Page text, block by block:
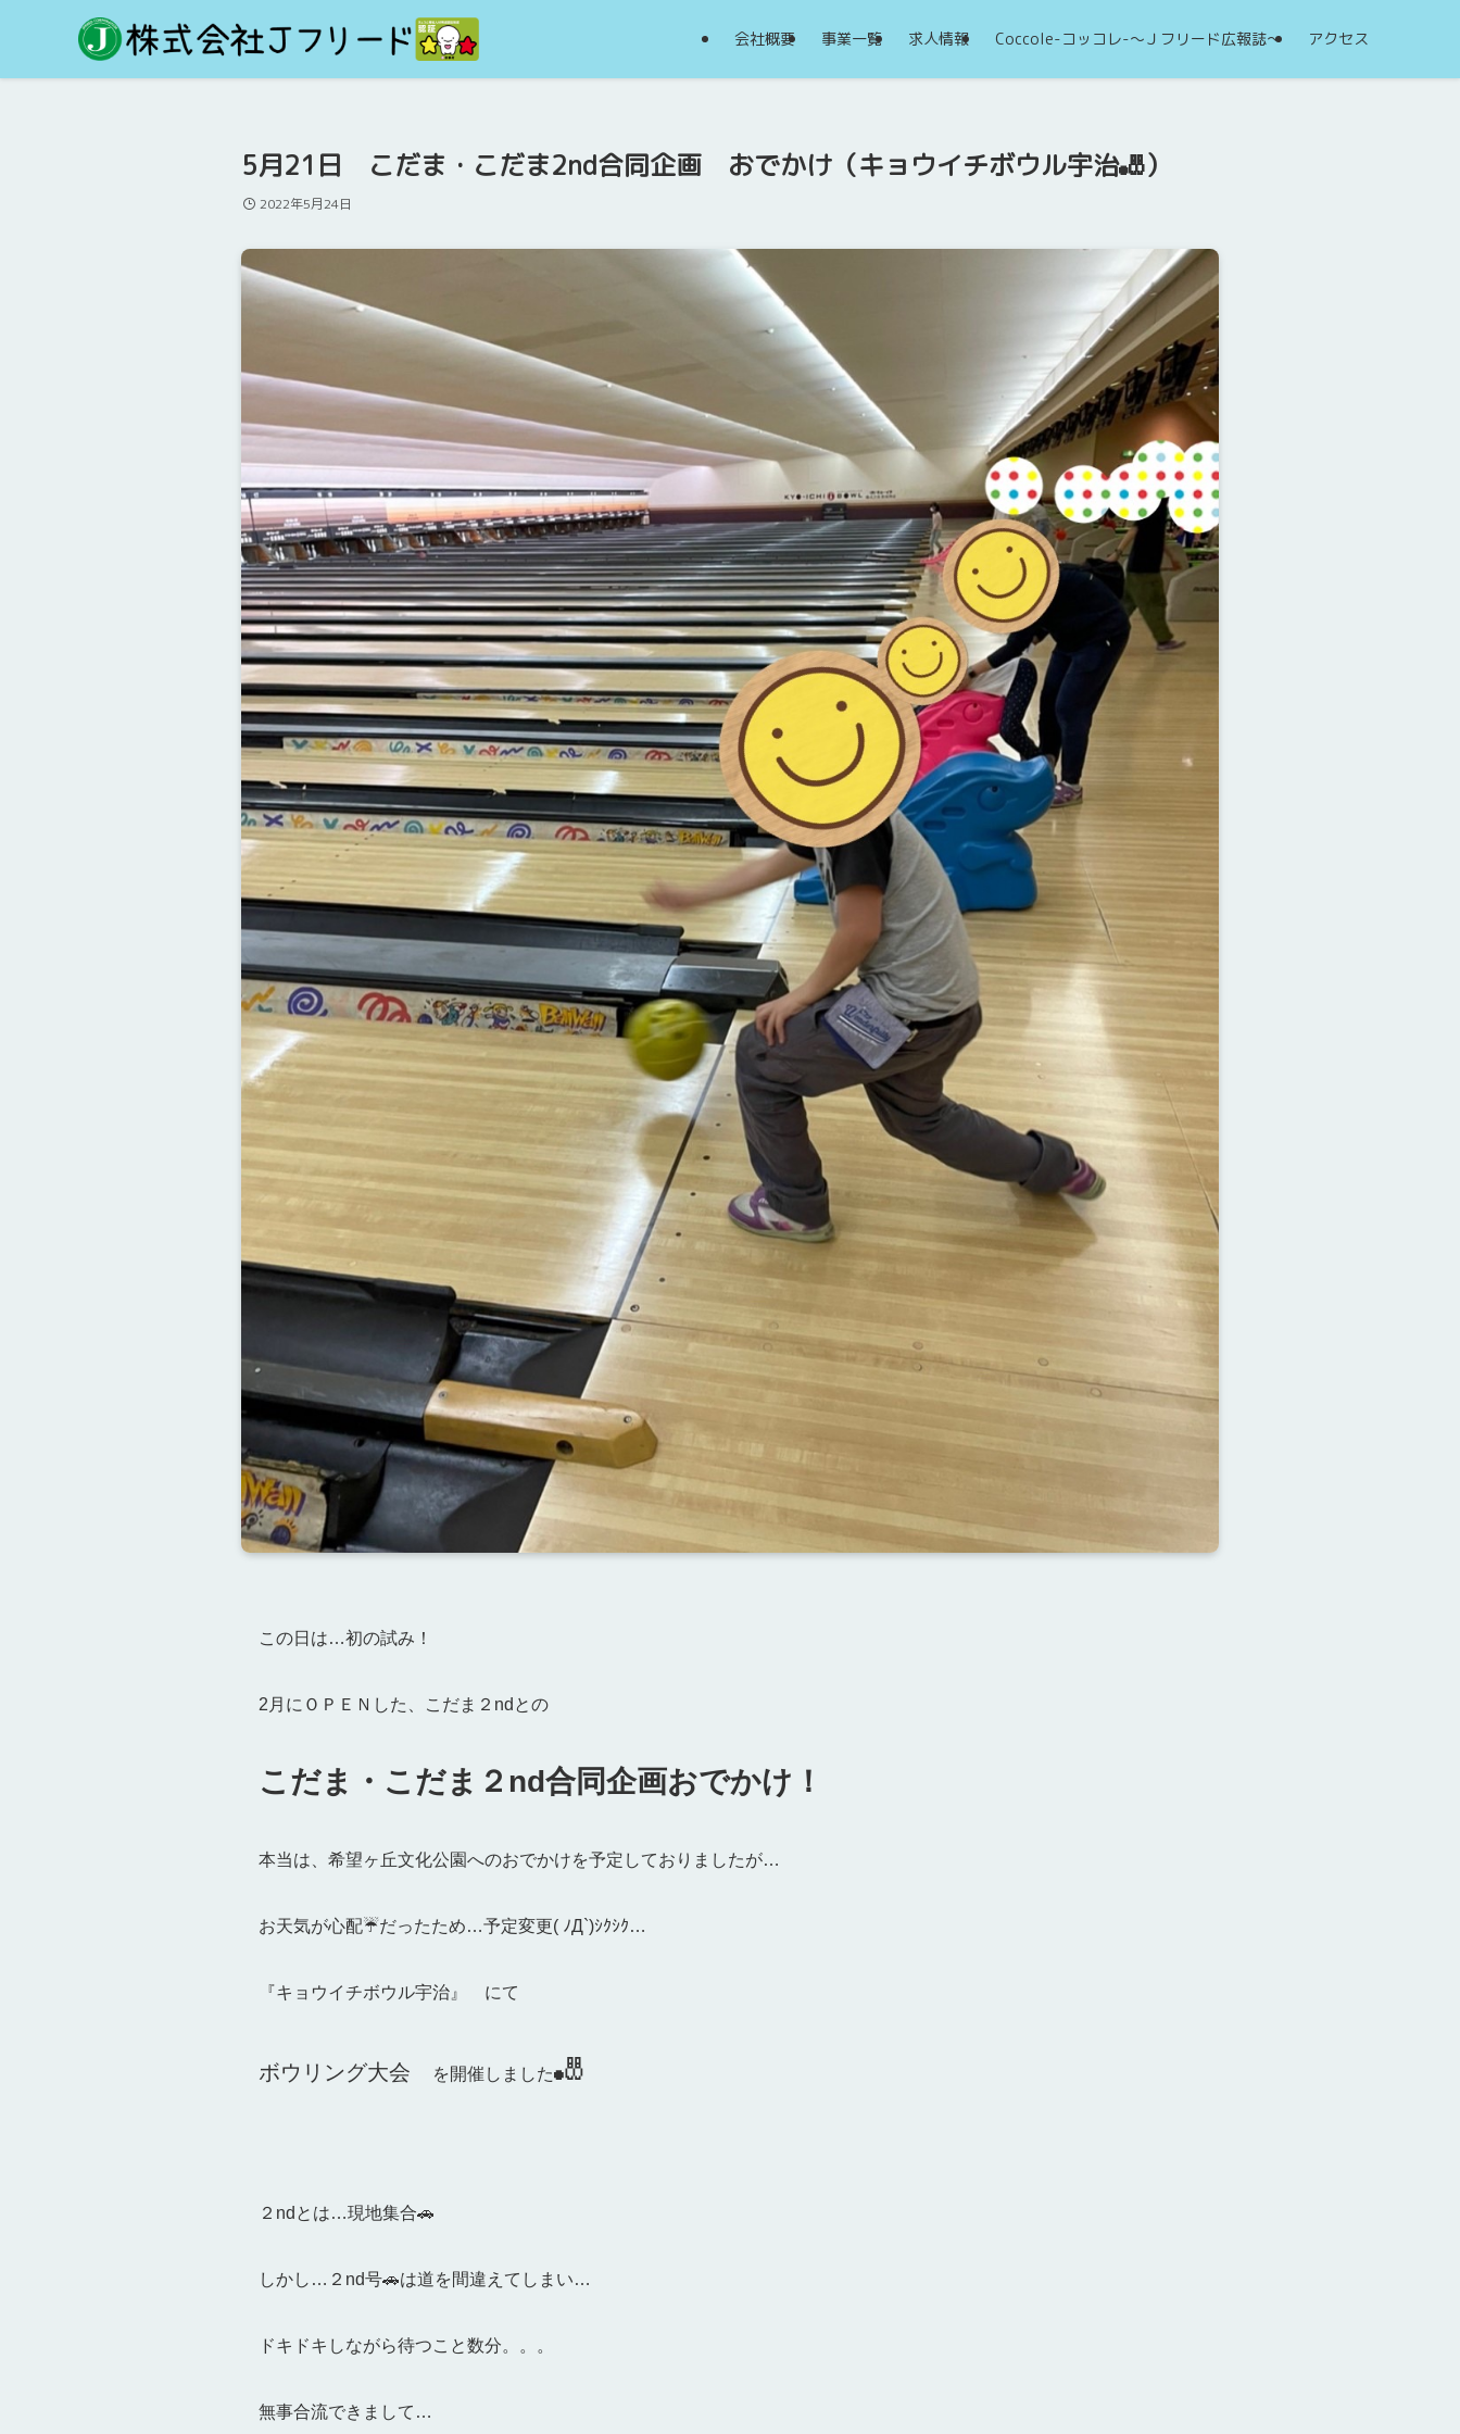
会社概要 事業一覧 求人情報 Coccole-コッコレ-～Ｊフリード広報誌～ アクセス
5月21日 こだま・こだま2nd合同企画 おでかけ（キョウイチボウル宇治🎳）
2022年5月24日
この日は…初の試み！
2月にＯＰＥＮした、こだま２ndとの
こだま・こだま２nd合同企画おでかけ！
本当は、希望ヶ丘文化公園へのおでかけを予定しておりましたが…
お天気が心配☔だったため…予定変更( ﾉД`)ｼｸｼｸ…
『キョウイチボウル宇治』 にて
ボウリング大会 を開催しました🎳
２ndとは…現地集合🚗
しかし…２nd号🚗は道を間違えてしまい…
ドキドキしながら待つこと数分。。。
無事合流できまして…